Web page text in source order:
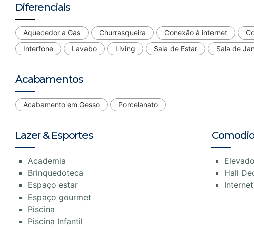
Diferenciais
Aquecedor a Gás Churrasqueira Conexão à internet
Interfone
Lavabo Living Sala de Estar Sala de
Acabamentos
Acabamento em Gesso Porcelanato
Lazer & Esportes
Academia
Brinquedoteca
Espaço estar
Espaço gourmet
Piscina
Piscina Infantil
Hall